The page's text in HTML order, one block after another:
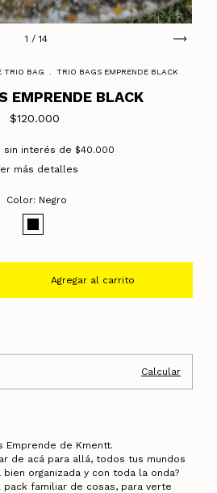
1 /14
TRIO BAG TRIO BAGS EMPRENDE BLACK
EMPRENDE BLACK
$120.000
sin interés de $40.000
más detalles
Color: Negro
Calcular
Emprende de Kmentt.
de acá para allá, todos tus mundos
bien organizada y con toda la onda?
pack familiar de cosas, para verte